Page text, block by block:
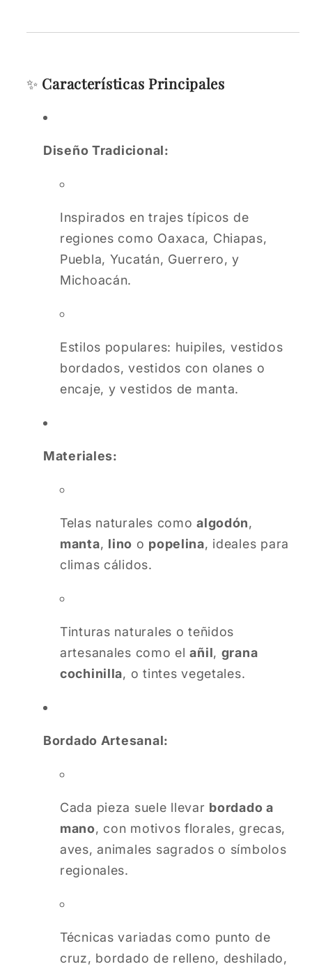
✨ Características Principales
Diseño Tradicional:
Inspirados en trajes típicos de
regiones como Oaxaca, Chiapas,
Puebla, Yucatán, Guerrero, y
Michoacán.
Estilos populares: huipiles, vestidos
bordados, vestidos con olanes o
encaje, y vestidos de manta.
Materiales:
Telas naturales comoalgodón,
manta, lino o popelina, ideales para
climas cálidos.
Tinturas naturales o teñidos
artesanales como elañil, grana
cochinilla, o tintes vegetales.
Bordado Artesanal:
Cada pieza suele llevar bordado a
mano, con motivos florales, grecas,
aves, animales sagrados o símbolos
regionales.
Técnicas variadas como punto de
cruz, bordado de relleno, deshilado,